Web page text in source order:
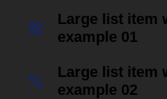
Large list item
example 01
Large list item
example 02